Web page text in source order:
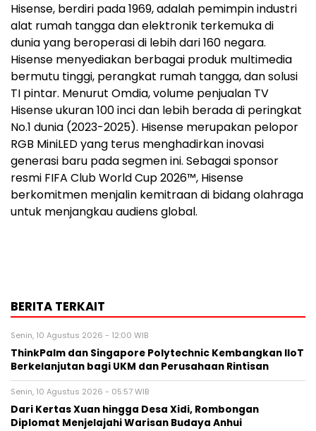
Hisense, berdiri pada 1969, adalah pemimpin industri
alat rumah tangga dan elektronik terkemuka di
dunia yang beroperasi di lebih dari 160 negara.
Hisense menyediakan berbagai produk multimedia
bermutu tinggi, perangkat rumah tangga, dan solusi
TI pintar. Menurut Omdia, volume penjualan TV
Hisense ukuran 100 inci dan lebih berada di peringkat
No.1 dunia (2023-2025). Hisense merupakan pelopor
RGB MiniLED yang terus menghadirkan inovasi
generasi baru pada segmen ini. Sebagai sponsor
resmi FIFA Club World Cup 2026™, Hisense
berkomitmen menjalin kemitraan di bidang olahraga
untuk menjangkau audiens global.
BERITA TERKAIT
Senin, 10 Agustus 2026 - 12:00 WIB
ThinkPalm dan Singapore Polytechnic Kembangkan IIoT
Berkelanjutan bagi UKM dan Perusahaan Rintisan
Senin, 10 Agustus 2026 - 05:57 WIB
Dari Kertas Xuan hingga Desa Xidi, Rombongan
Diplomat Menjelajahi Warisan Budaya Anhui